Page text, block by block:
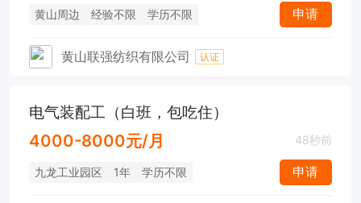
黄山周边 经验不限 学历不限 申请
黄山联强纺织有限公司 认证
电气装配工（白班，包吃住）
4000-8000元/月 48秒前
九龙工业园区 1年 学历不限 申请